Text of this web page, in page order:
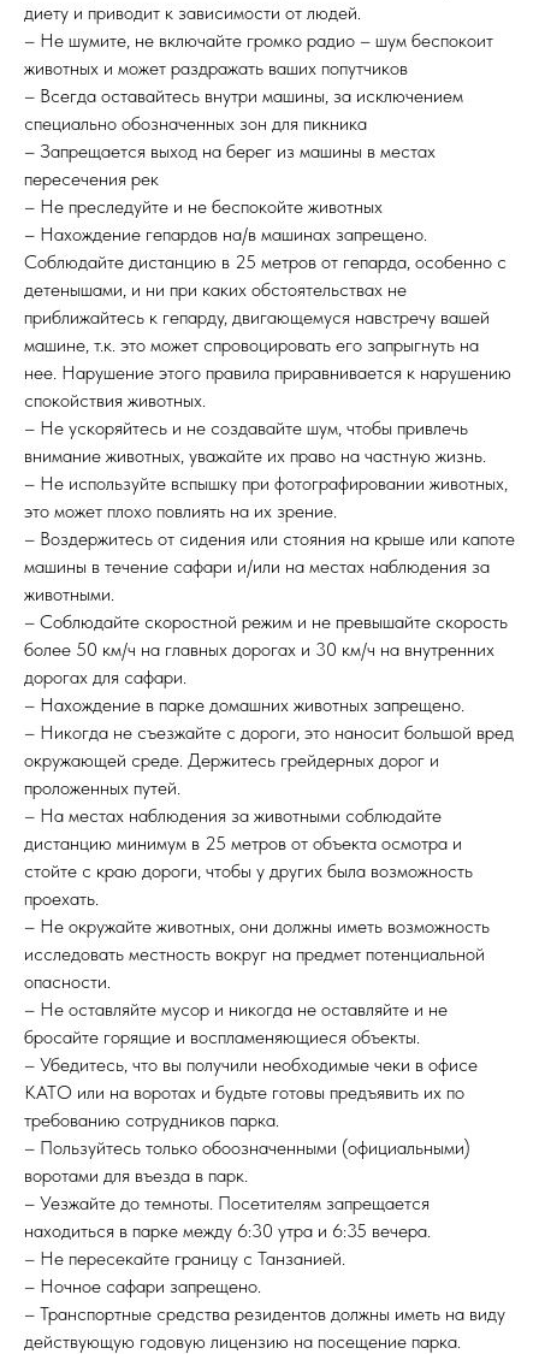
диету и приводит к зависимости от людей.
– Не шумите, не включайте громко радио – шум беспокоит
животных и может раздражать ваших попутчиков
– Всегда оставайтесь внутри машины, за исключением
специально обозначенных зон для пикника
– Запрещается выход на берег из машины в местах
пересечения рек
– Не преследуйте и не беспокойте животных
– Нахождение гепардов на/в машинах запрещено.
Соблюдайте дистанцию в 25 метров от гепарда, особенно с
детенышами, и ни при каких обстоятельствах не
приближайтесь к гепарду, двигающемуся навстречу вашей
машине, т.к. это может спровоцировать его запрыгнуть на
нее. Нарушение этого правила приравнивается к нарушению
спокойствия животных.
– Не ускоряйтесь и не создавайте шум, чтобы привлечь
внимание животных, уважайте их право на частную жизнь.
– Не используйте вспышку при фотографировании животных,
это может плохо повлиять на их зрение.
– Воздержитесь от сидения или стояния на крыше или капоте
машины в течение сафари и/или на местах наблюдения за
животными.
– Соблюдайте скоростной режим и не превышайте скорость
более 50 км/ч на главных дорогах и 30 км/ч на внутренних
дорогах для сафари.
– Нахождение в парке домашних животных запрещено.
– Никогда не съезжайте с дороги, это наносит большой вред
окружающей среде. Держитесь грейдерных дорог и
проложенных путей.
– На местах наблюдения за животными соблюдайте
дистанцию минимум в 25 метров от объекта осмотра и
стойте с краю дороги, чтобы у других была возможность
проехать.
– Не окружайте животных, они должны иметь возможность
исследовать местность вокруг на предмет потенциальной
опасности.
– Не оставляйте мусор и никогда не оставляйте и не
бросайте горящие и воспламеняющиеся объекты.
– Убедитесь, что вы получили необходимые чеки в офисе
KATO или на воротах и будьте готовы предъявить их по
требованию сотрудников парка.
– Пользуйтесь только обоозначенными (официальными)
воротами для въезда в парк.
– Уезжайте до темноты. Посетителям запрещается
находиться в парке между 6:30 утра и 6:35 вечера.
– Не пересекайте границу с Танзанией.
– Ночное сафари запрещено.
– Транспортные средства резидентов должны иметь на виду
действующую годовую лицензию на посещение парка.